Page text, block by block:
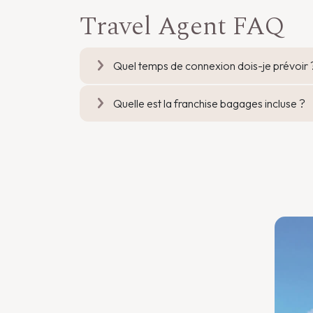
Travel Agent FAQ
Quel temps de connexion dois-je prévoir
Quelle est la franchise bagages incluse ?